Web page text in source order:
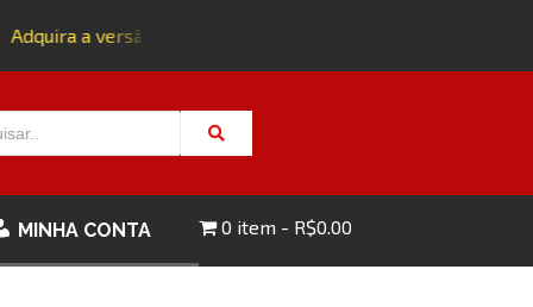
Adquira a versão impressa da edição 143 com FRETE GRÁTIS -
MINHA CONTA 0 item R$0.00